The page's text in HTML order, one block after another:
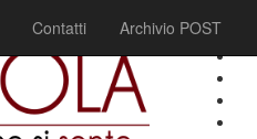
Contatti Archivio POST